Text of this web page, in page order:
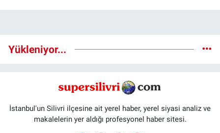
Yükleniyor...
İstanbul'un Silivri ilçesine ait yerel haber, yerel siyasi analiz ve
makalelerin yer aldığı profesyonel haber sitesi.